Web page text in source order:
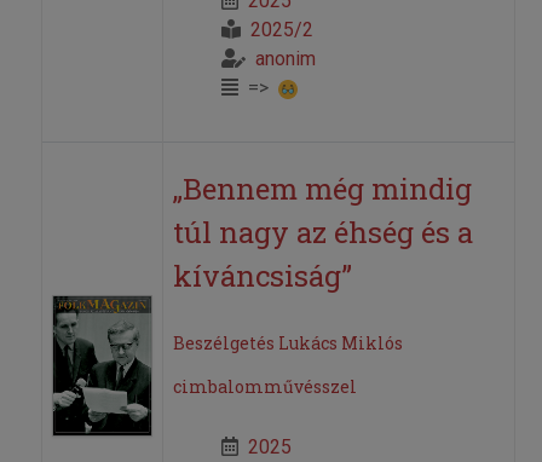
2025/2
anonim
=>
„Bennem még mindig
túl nagy az éhség és a
kíváncsiság”
Beszélgetés Lukács Miklós
cimbalomművésszel
2025